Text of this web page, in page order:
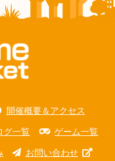
開催概要＆アクセス
グ一覧 ゲーム一覧
お問い合わせ